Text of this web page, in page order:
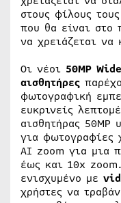
στους φίλους
που θα είναι στο
να χρειάζεται να
Οι νέοι 50MP Wide
αισθητήρες
φωτογραφική
ευκρινείς
αισθητήρας 50MP
για φωτογραφίες
AI zoom για μια
έως και 10x
ενισχυμένο με
χρήστες να